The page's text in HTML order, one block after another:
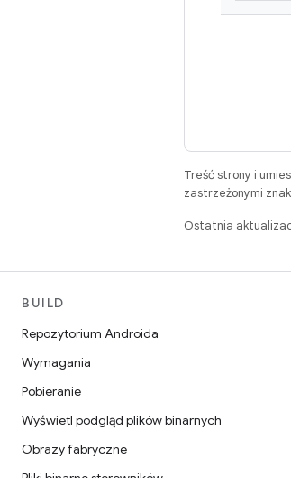
Treść strony i
zastrzeżonymi
Ostatnia
BUILD
Repozytorium Androida
Wymagania
Pobieranie
Wyświetl podgląd plików binarnych
Obrazy fabryczne